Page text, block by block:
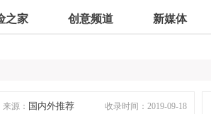
之家 创意频道 新媒体
来源： 国内外推荐 收录时间：2019-09-18